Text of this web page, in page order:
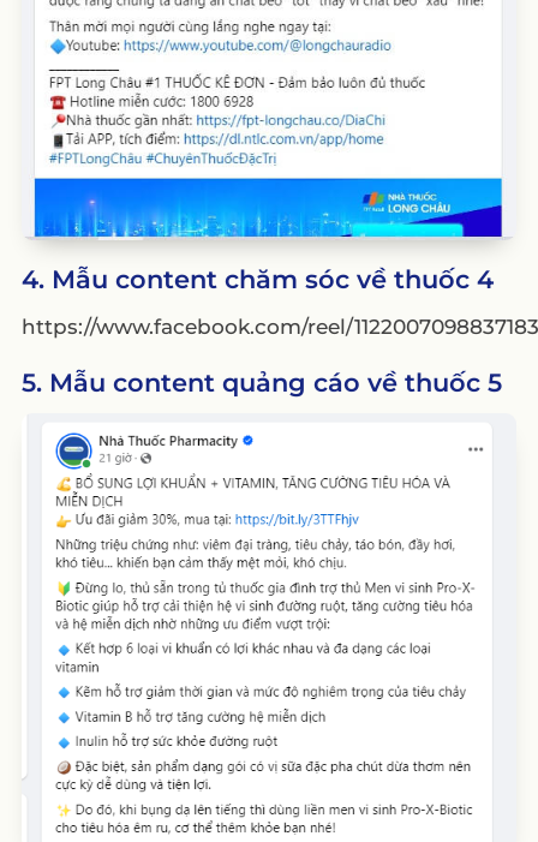
4. Mẫu content chăm sóc về thuốc 4
https://www.facebook.com/reel/1122007098837183
5. Mẫu content quảng cáo về thuốc 5